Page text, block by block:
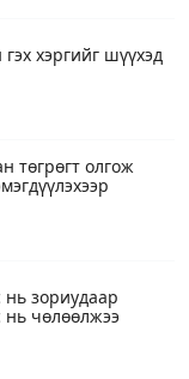
хэргийг шүүхэд
төгрөгт олгож
нь зориудаар
чөлөөлжээ